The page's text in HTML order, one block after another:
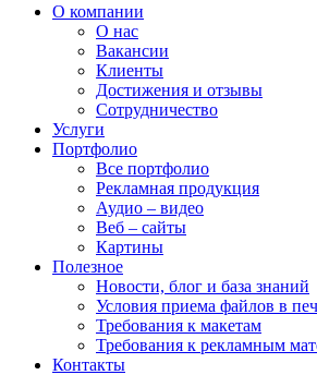
О компании
О нас
Вакансии
Клиенты
Достижения и отзывы
Сотрудничество
Услуги
Портфолио
Все портфолио
Рекламная продукция
Аудио – видео
Веб – сайты
Картины
Полезное
Новости, блог и база знаний
Условия приема файлов в
Требования к макетам
Требования к рекламным
Контакты